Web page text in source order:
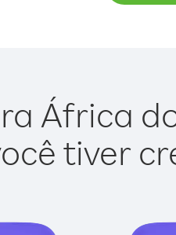
África
tiver